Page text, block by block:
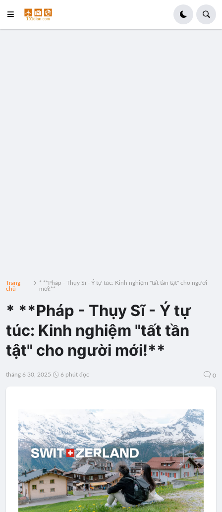
Trang
chủ
* **Pháp - Thụy Sĩ - Ý tự túc: Kinh nghiệm "tất tần tật" cho người
mới!**
* **Pháp - Thụy Sĩ - Ý tự
túc: Kinh nghiệm "tất tần
tật" cho người mới!**
tháng 6 30, 2025 6 phút đọc 0